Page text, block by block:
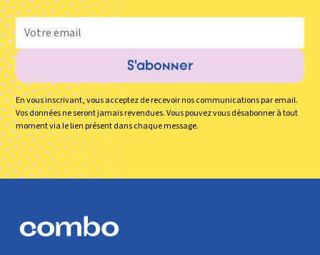
En vous inscrivant, vous acceptez de recevoir nos communications par email.
Vos données ne seront jamais revendues. Vous pouvez vous désabonner à tout
moment via le lien présent dans chaque message.